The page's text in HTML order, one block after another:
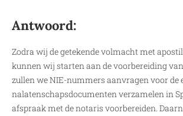
Antwoord:
Zodra wij de getekende volmacht met
kunnen wij starten aan de voorbereiding
zullen we NIE-nummers aanvragen voor de
nalatenschapsdocumenten verzamelen in
afspraak met de notaris voorbereiden.